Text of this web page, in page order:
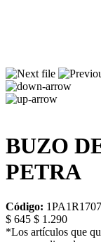
BUZO
PETRA
Código: 1PA1R1707
$ 645 $ 1.290
*Los artículos que